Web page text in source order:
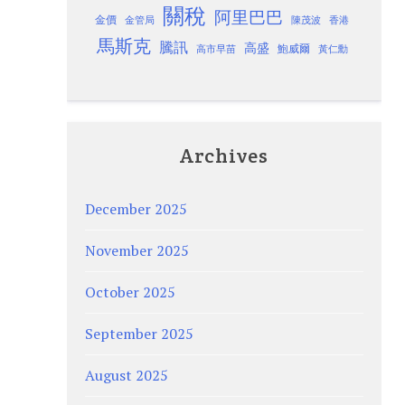
金價 金管局 關稅 阿里巴巴 陳茂波 香港
馬斯克 騰訊 高市早苗 高盛 鮑威爾 黃仁勳
Archives
December 2025
November 2025
October 2025
September 2025
August 2025